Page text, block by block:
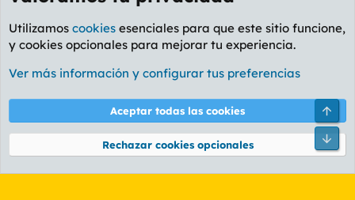
Foro General
Cookies
PL OLDSTYLE AMARILLO
Términos y reglas Política de privacidad Ayuda
Community platform by XenForo® © 2010-2026 XenForo Ltd.
Utilizamos cookies esenciales para que este sitio funcione,
y cookies opcionales para mejorar tu experiencia.
Ver más información y configurar tus preferencias
Aceptar todas las cookies
Rechazar cookies opcionales
Pie